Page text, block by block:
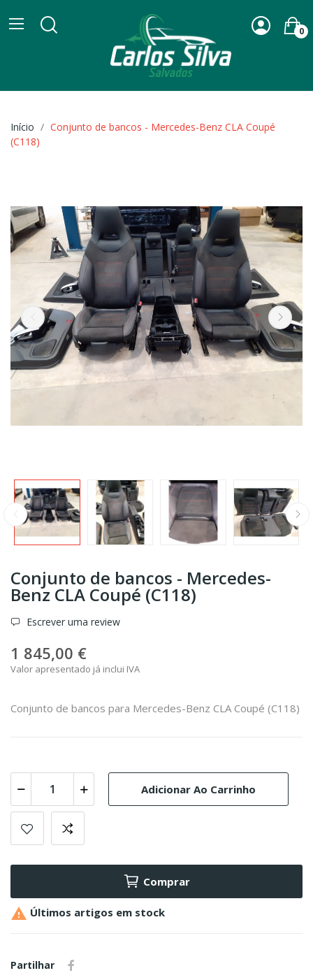
0
Início
Conjunto de bancos - Mercedes-Benz CLA Coupé
(C118)
Conjunto de bancos - Mercedes-
Benz CLA Coupé (C118)
Escrever uma review
1 845,00 €
Valor apresentado já inclui IVA
Conjunto de bancos para Mercedes-Benz CLA Coupé (C118)
Adicionar Ao Carrinho
Comprar
 Últimos artigos em stock
Partilhar